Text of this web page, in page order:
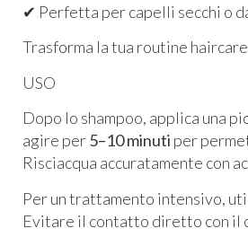
✔ Perfetta per capelli secchi o
Trasforma la tua routine
USO
Dopo lo shampoo, applica una
agire per5–10 minuti per
Risciacqua accuratamente con
Per un trattamento intensivo,
Evitare il contatto diretto con il